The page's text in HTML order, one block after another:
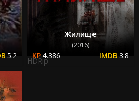
5.2
Жилище
(2016)
4.386 3.8
HDRip